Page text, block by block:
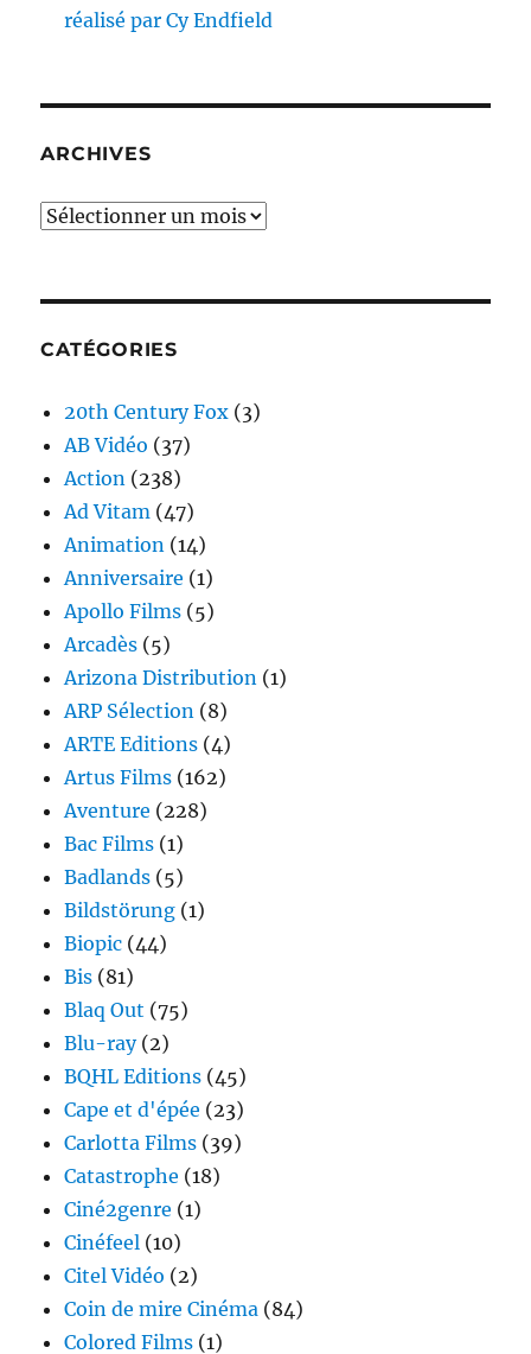
réalisé par Cy Endfield
ARCHIVES
Archives
CATÉGORIES
20th Century Fox (3)
AB Vidéo (37)
Action (238)
Ad Vitam (47)
Animation (14)
Anniversaire (1)
Apollo Films (5)
Arcadès (5)
Arizona Distribution (1)
ARP Sélection (8)
ARTE Editions (4)
Artus Films (162)
Aventure (228)
Bac Films (1)
Badlands (5)
Bildstörung (1)
Biopic (44)
Bis (81)
Blaq Out (75)
Blu-ray(2)
BQHL Editions (45)
Cape et d'épée (23)
Carlotta Films (39)
Catastrophe (18)
Ciné2genre (1)
Cinéfeel (10)
Citel Vidéo (2)
Coin de mire Cinéma (84)
Colored Films (1)